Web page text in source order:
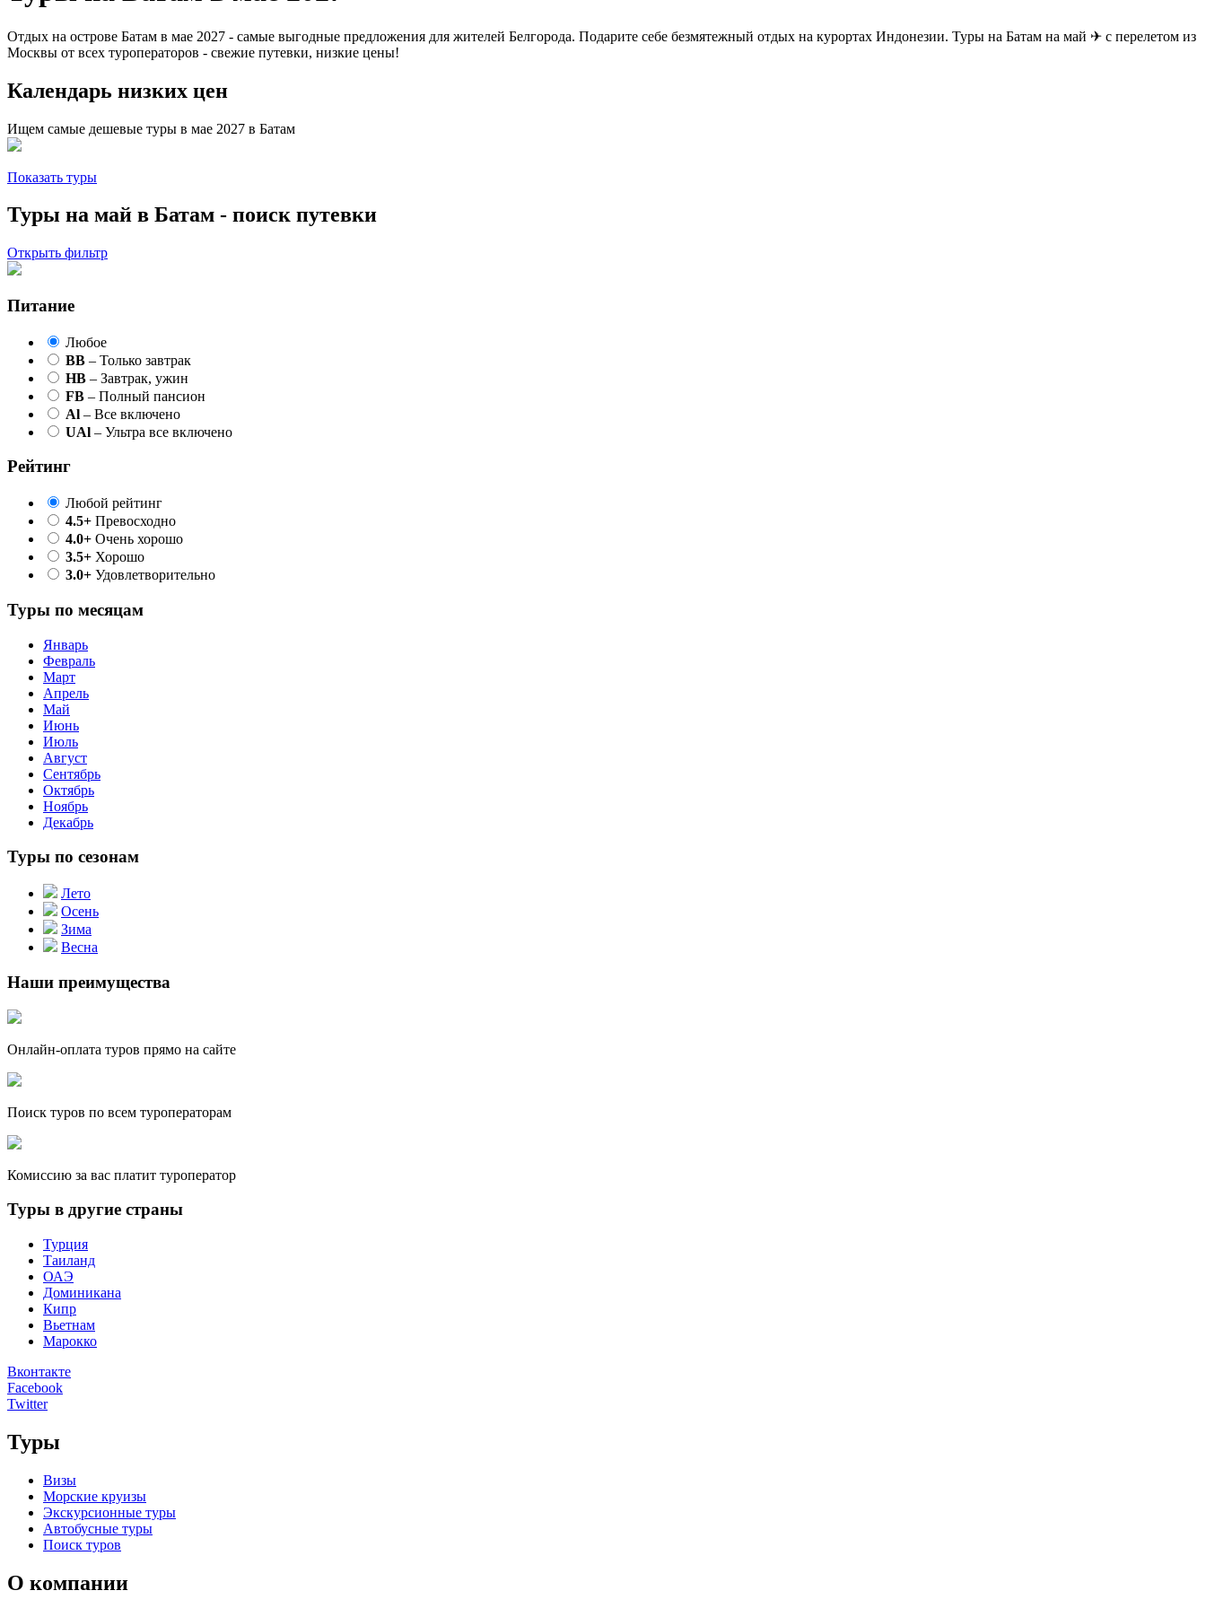
Отдых на острове Батам в мае 2027 - самые выгодные предложения для жителей Белгорода. Подарите себе безмятежный отдых на курортах Индонезии. Туры на Батам на май ✈ с перелетом из
Москвы от всех туроператоров - свежие путевки, низкие цены!
Календарь низких цен
Ищем самые дешевые туры в мае 2027 в Батам
Показать туры
Туры на май в Батам - поиск путевки
Открыть фильтр
Питание
Любое
BB – Только завтрак
HB – Завтрак, ужин
FB – Полный пансион
Al – Все включено
UAl – Ультра все включено
Рейтинг
Любой рейтинг
4.5+ Превосходно
4.0+ Очень хорошо
3.5+ Хорошо
3.0+ Удовлетворительно
Туры по месяцам
Январь
Февраль
Март
Апрель
Май
Июнь
Июль
Август
Сентябрь
Октябрь
Ноябрь
Декабрь
Туры по сезонам
Лето
Осень
Зима
Весна
Наши преимущества
Онлайн-оплата туров прямо на сайте
Поиск туров по всем туроператорам
Комиссию за вас платит туроператор
Туры в другие страны
Турция
Таиланд
ОАЭ
Доминикана
Кипр
Вьетнам
Марокко
Вконтакте
Facebook
Twitter
Туры
Визы
Морские круизы
Экскурсионные туры
Автобусные туры
Поиск туров
О компании